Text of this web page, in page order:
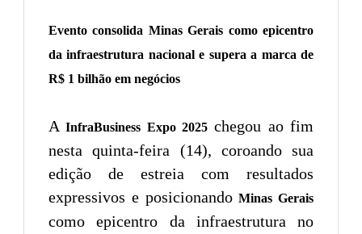
Evento consolida Minas Gerais como epicentro
da infraestrutura nacional e supera a marca de
R$ 1 bilhão em negócios
AInfraBusiness Expo 2025 chegou ao fim
nesta quinta-feira (14), coroando sua
edição de estreia com resultados
expressivos e posicionandoMinas Gerais
como epicentro da infraestrutura no